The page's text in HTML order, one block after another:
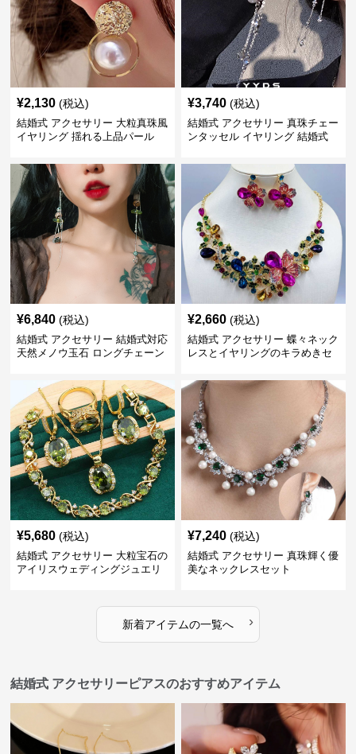
¥2,130 (税込)
結婚式 アクセサリー 大粒真珠風
イヤリング 揺れる上品パール
¥3,740 (税込)
結婚式 アクセサリー 真珠チェー
ンタッセル イヤリング 結婚式
¥6,840 (税込)
結婚式 アクセサリー 結婚式対応
天然メノウ玉石 ロングチェーン
¥2,660 (税込)
結婚式 アクセサリー 蝶々ネック
レスとイヤリングのキラめきセ
¥5,680 (税込)
結婚式 アクセサリー 大粒宝石の
アイリスウェディングジュエリ
¥7,240 (税込)
結婚式 アクセサリー 真珠輝く優
美なネックレスセット
新着アイテムの一覧へ ›
結婚式 アクセサリーピアスのおすすめアイテム